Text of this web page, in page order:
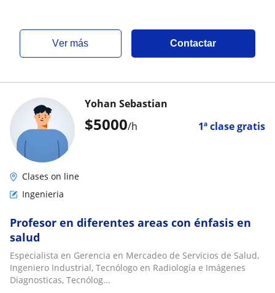
ver más Contactar
$5000/h 1ª clase gratis
Yohan Sebastian
Clases on line
Ingenieria
Profesor en diferentes areas con énfasis en
salud
Especialista en Gerencia en Mercadeo de Servicios de Salud,
Ingeniero Industrial, Tecnólogo en Radiología e Imágenes
Diagnosticas, Tecnólog...